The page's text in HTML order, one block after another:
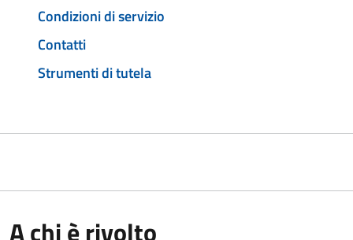
Condizioni di servizio
Contatti
Strumenti di tutela
A chi è rivolto